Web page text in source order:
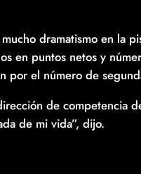
dramatismo en la
en puntos netos y
por el número de
de competencia
de mi vida”, dijo.